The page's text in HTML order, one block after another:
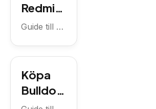
Redmi
14C
abonne
mang
familj –
Guide till att
familjeabon
nemang –
Köpa
Bulldog
skärmsk